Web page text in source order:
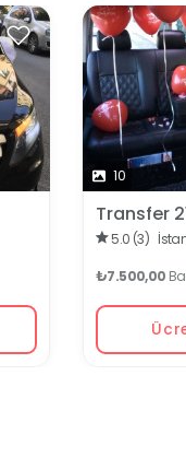
10
Transfer
5.0 (3)
₺7.500,00